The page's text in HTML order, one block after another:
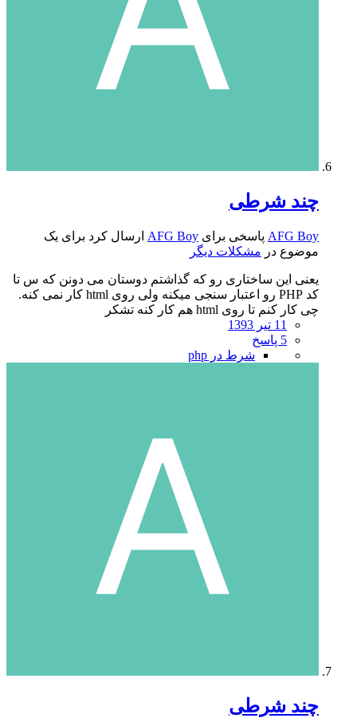
چند شرطی
AFG Boy پاسخی برای AFG Boy ارسال کرد برای یک
موضوع در مشکلات دیگر
یعنی این ساختاری رو که گذاشتم دوستان می دونن که س تا
کد PHP رو اعتبار سنجی میکنه ولی روی html کار نمی کنه.
چی کار کنم تا روی html هم کار کنه تشکر
11 تیر 1393
5 پاسخ
شرط در php
چند شرطی